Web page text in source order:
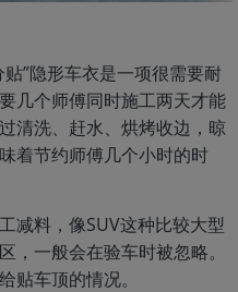
”隐形车衣是一项很需要耐
几个师傅同时施工两天才能
清洗、赶水、烘烤收边，晾
着节约师傅几个小时的时
减料，像SUV这种比较大型
，一般会在验车时被忽略。
贴车顶的情况。